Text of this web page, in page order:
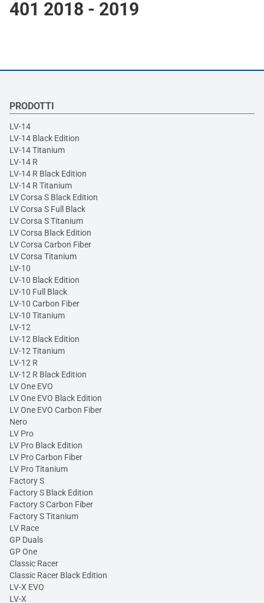
401 2018 - 2019
PRODOTTI
LV-14
LV-14 Black Edition
LV-14 Titanium
LV-14 R
LV-14 R Black Edition
LV-14 R Titanium
LV Corsa S Black Edition
LV Corsa S Full Black
LV Corsa S Titanium
LV Corsa Black Edition
LV Corsa Carbon Fiber
LV Corsa Titanium
LV-10
LV-10 Black Edition
LV-10 Full Black
LV-10 Carbon Fiber
LV-10 Titanium
LV-12
LV-12 Black Edition
LV-12 Titanium
LV-12 R
LV-12 R Black Edition
LV One EVO
LV One EVO Black Edition
LV One EVO Carbon Fiber
Nero
LV Pro
LV Pro Black Edition
LV Pro Carbon Fiber
LV Pro Titanium
Factory S
Factory S Black Edition
Factory S Carbon Fiber
Factory S Titanium
LV Race
GP Duals
GP One
Classic Racer
Classic Racer Black Edition
LV-X EVO
LV-X